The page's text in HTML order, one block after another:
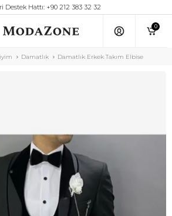
Destek Hattı: +90 212 383 32 32
0
Damatlık Damatlık Erkek Takım Elbise